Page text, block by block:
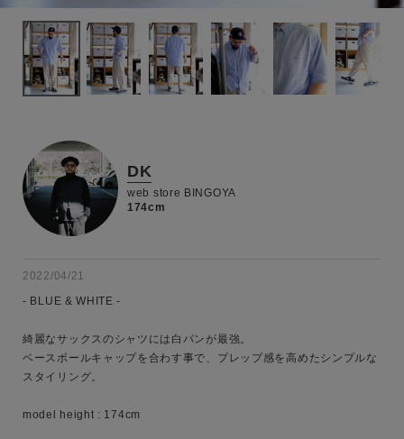
キーワード
DK
web store BINGOYA
174cm
2022/04/21
- BLUE & WHITE -
綺麗なサックスのシャツには白パンが最強。
ベースボールキャップを合わす事で、プレップ感を高めたシンプルな
スタイリング。
model height : 174cm